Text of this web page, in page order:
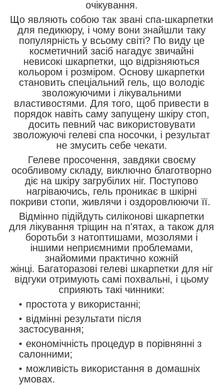
очікування.
Що являють собою так звані спа-шкарпетки
для педикюру, і чому вони знайшли таку
популярність у всьому світі? По виду це
косметичний засіб нагадує звичайні
невисокі шкарпетки, що відрізняються
кольором і розміром. Основу шкарпетки
становить спеціальний гель, що володіє
зволожуючими і лікувальними
властивостями. Для того, щоб привести в
порядок навіть саму запущену шкіру стоп,
досить певний час використовувати
зволожуючі гелеві спа носочки, і результат
не змусить себе чекати.
Гелеве просочення, завдяки своєму
особливому складу, виключно благотворно
діє на шкіру загрубілих ніг. Поступово
нагріваючись, гель проникає в шкірні
покриви стопи, живлячи і оздоровлюючи її.
Відмінно підійдуть силіконові шкарпетки
для лікування тріщин на п'ятах, а також для
боротьби з натоптишами, мозолями і
іншими неприємними проблемами,
знайомими практично кожній
жінці. Багаторазові гелеві шкарпетки для ніг
відгуки отримують самі похвальні, і цьому
сприяють такі чинники:
простота у використанні;
відмінні результати після
застосування;
економічність процедур в порівнянні з
салонними;
можливість використання в домашніх
умовах.